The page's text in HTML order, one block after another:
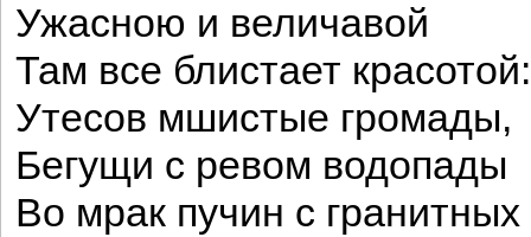
Ужасною и величавой
Там все блистает красотой:
Утесов мшистые громады,
Бегущи с ревом водопады
Во мрак пучин с гранитных